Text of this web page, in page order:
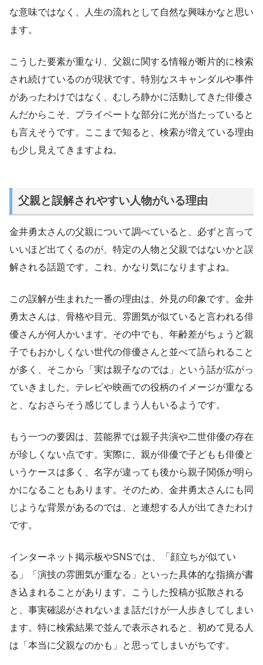
な意味ではなく、人生の流れとして自然な興味かなと思い
ます。
こうした要素が重なり、父親に関する情報が断片的に検索
され続けているのが現状です。特別なスキャンダルや事件
があったわけではなく、むしろ静かに活動してきた俳優さ
んだからこそ、プライベートな部分に光が当たっていると
も言えそうです。ここまで知ると、検索が増えている理由
も少し見えてきますよね。
父親と誤解されやすい人物がいる理由
金井勇太さんの父親について調べていると、必ずと言って
いいほど出てくるのが、特定の人物と父親ではないかと誤
解される話題です。これ、かなり気になりますよね。
この誤解が生まれた一番の理由は、外見の印象です。金井
勇太さんは、骨格や目元、雰囲気が似ていると言われる俳
優さんが何人かいます。その中でも、年齢差がちょうど親
子でもおかしくない世代の俳優さんと並べて語られること
が多く、そこから「実は親子なのでは」という話が広がっ
ていきました。テレビや映画での役柄のイメージが重なる
と、なおさらそう感じてしまう人もいるようです。
もう一つの要因は、芸能界では親子共演や二世俳優の存在
が珍しくない点です。実際に、親が俳優で子どもも俳優と
いうケースは多く、名字が違っても後から親子関係が明ら
かになることもあります。そのため、金井勇太さんにも同
じような背景があるのでは、と連想する人が出てきたわけ
です。
インターネット掲示板やSNSでは、「顔立ちが似てい
る」「演技の雰囲気が重なる」といった具体的な指摘が書
き込まれることがあります。こうした投稿が拡散される
と、事実確認がされないまま話だけが一人歩きしてしまい
ます。特に検索結果で並んで表示されると、初めて見る人
は「本当に父親なのかも」と思ってしまいがちです。